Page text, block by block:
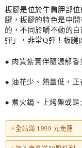
板腱是位於牛肩胛部
腱，板腱的特色是中
的，不同於嚼不動的
彈」，非常Q彈！板腱
● 肉質紮實伴隨濃郁
● 油花少、熱量低，
● 煮火鍋、上烤盤或
⚡全站滿 1999 元免運